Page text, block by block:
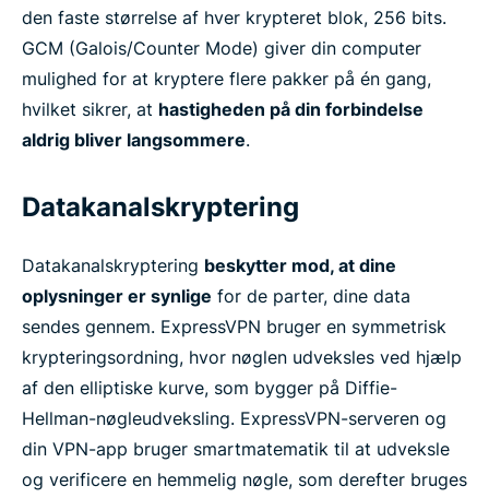
den faste størrelse af hver krypteret blok, 256 bits.
GCM (Galois/Counter Mode) giver din computer
mulighed for at kryptere flere pakker på én gang,
hvilket sikrer, at hastigheden på din forbindelse
aldrig bliver langsommere.
Datakanalskryptering
Datakanalskryptering beskytter mod, at dine
oplysninger er synlige for de parter, dine data
sendes gennem. ExpressVPN bruger en symmetrisk
krypteringsordning, hvor nøglen udveksles ved hjælp
af den elliptiske kurve, som bygger på Diffie-
Hellman-nøgleudveksling. ExpressVPN-serveren og
din VPN-app bruger smartmatematik til at udveksle
og verificere en hemmelig nøgle, som derefter bruges